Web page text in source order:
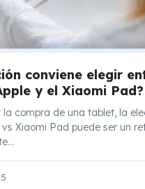
conviene elegir
y el Xiaomi Pad?
la compra de una tablet, la
Xiaomi Pad puede ser un